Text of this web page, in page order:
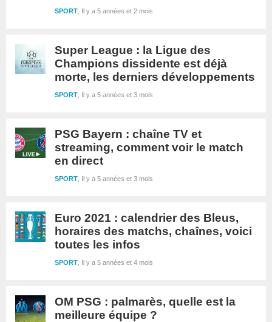
Il y a 5 années et 2 mois
SPORT
Super League : la Ligue des
Champions dissidente est déjà
morte, les derniers développements
Il y a 5 années et 3 mois
SPORT
PSG Bayern : chaîne TV et
streaming, comment voir le match
en direct
Il y a 5 années et 3 mois
SPORT
Euro 2021 : calendrier des Bleus,
horaires des matchs, chaînes, voici
toutes les infos
Il y a 5 années et 4 mois
SPORT
OM PSG : palmarès, quelle est la
meilleure équipe ?